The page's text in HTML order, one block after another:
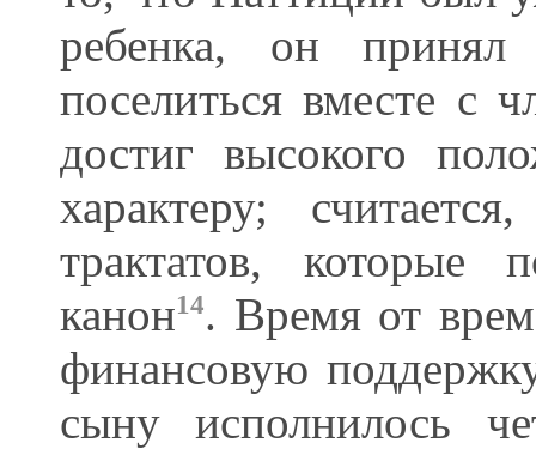
ребенка, он
поселиться вместе
достиг высокого
характеру;
трактатов,
канон14. Время от
финансовую
сыну исполнилось